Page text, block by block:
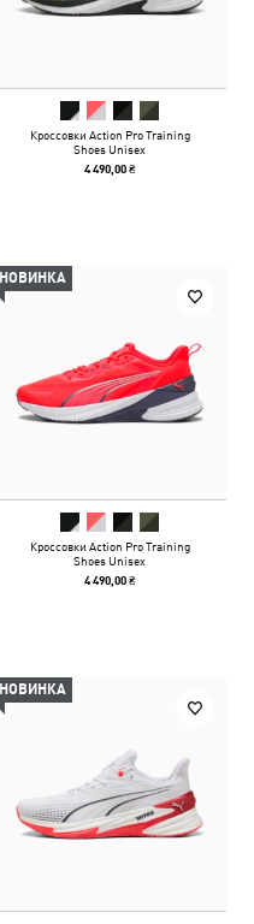
Кроссовки Action Pro Training
Shoes Unisex
4 490,00 ₴
НОВИНКА
Кроссовки Action Pro Training
Shoes Unisex
4 490,00 ₴
НОВИНКА